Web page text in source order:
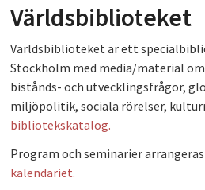
HEM
OM OSS
FÖRENINGAR
VÄRLDSBIBLIOTEKET
PÅ GÅNG
Världsbiblioteket
Världsbiblioteket är ett
Stockholm med media/material
bistånds- och utvecklingsfrågor,
miljöpolitik, sociala rörelser,
bibliotekskatalog.
Program och seminarier
kalendariet.